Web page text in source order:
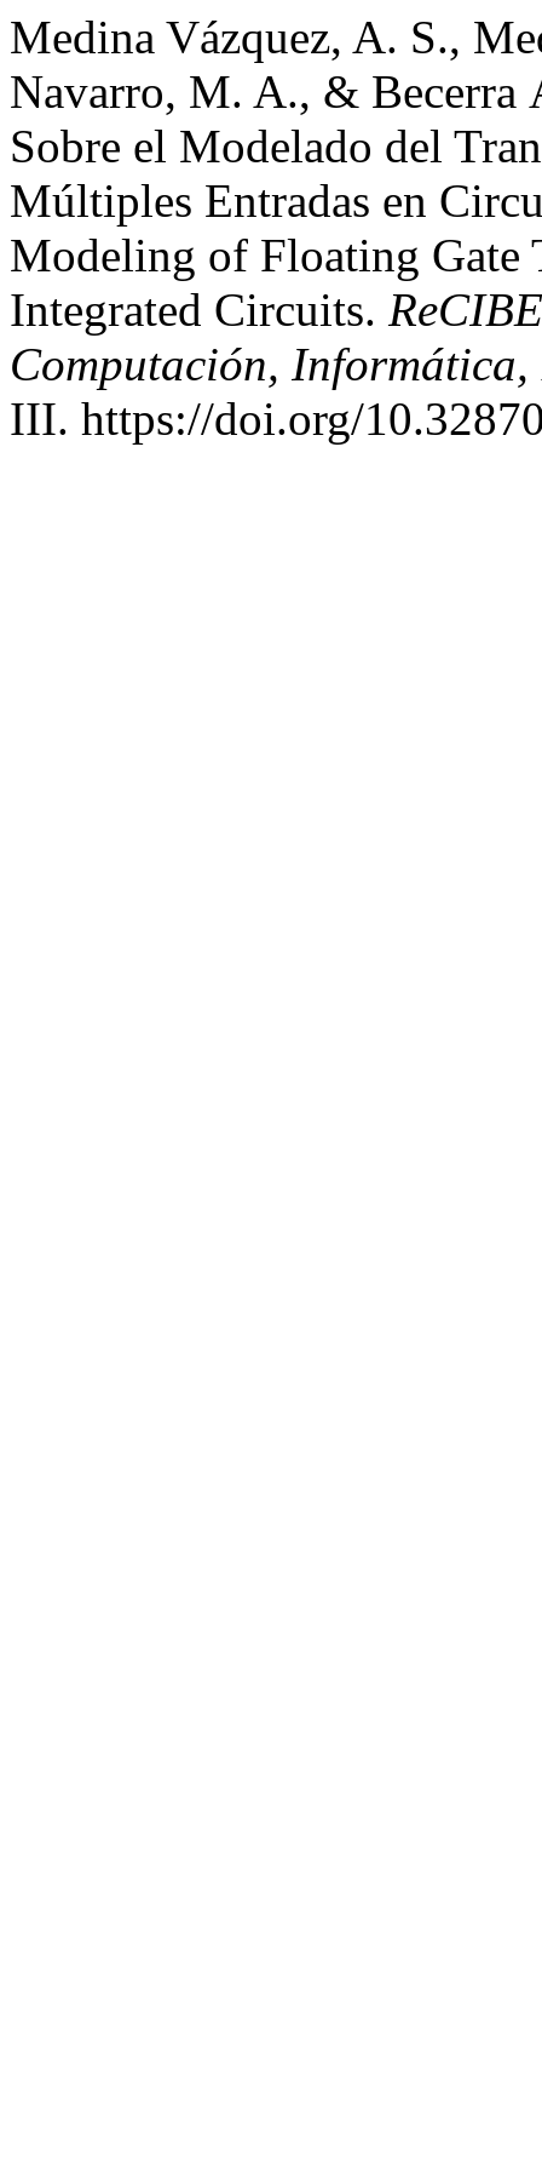
Medina Vázquez, A. S.,
Navarro, M. A., & Becerra
Sobre el Modelado del
Múltiples Entradas en
Modeling of Floating Gate
Integrated Circuits.
Computación,
III. https://doi.org/